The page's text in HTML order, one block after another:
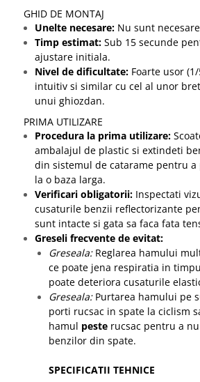
GHID DE MONTAJ
Unelte necesare: Nu sunt
Timp estimat: Sub 15 secunde
ajustare initiala.
Nivel de dificultate: Foarte usor
intuitiv si similar cu cel al unor
unui ghiozdan.
PRIMA UTILIZARE
Procedura la prima utilizare:
ambalajul de plastic si extindeti
din sistemul de catarame pentru
la o baza larga.
Verificari obligatorii: Inspectati
cusaturile benzii reflectorizante
sunt intacte si gata sa faca fata
Greseli frecvente de evitat:
Greseala:Reglarea hamului
ce poate jena respiratia in
poate deteriora cusaturile
Greseala:Purtarea hamului pe
porti rucsac in spate la ciclism
hamul peste rucsac pentru a
benzilor din spate.
SPECIFICATII TEHNICE